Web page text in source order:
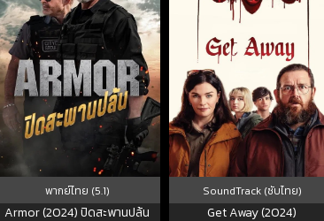
พากย์ไทย (5.1)
Armor (2024) ปิดสะพานปล้น
SoundTrack (ซับไทย)
Get Away (2024)